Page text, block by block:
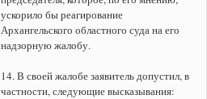
ускорило бы реагирование
Архангельского областного суда на его
надзорную жалобу.
14. В своей жалобе заявитель допустил, в
частности, следующие высказывания: